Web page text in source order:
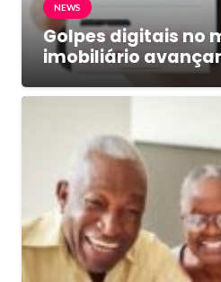
NEWS
Golpes digitais no
imobiliário